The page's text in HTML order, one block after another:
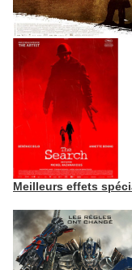
Meilleurs effets